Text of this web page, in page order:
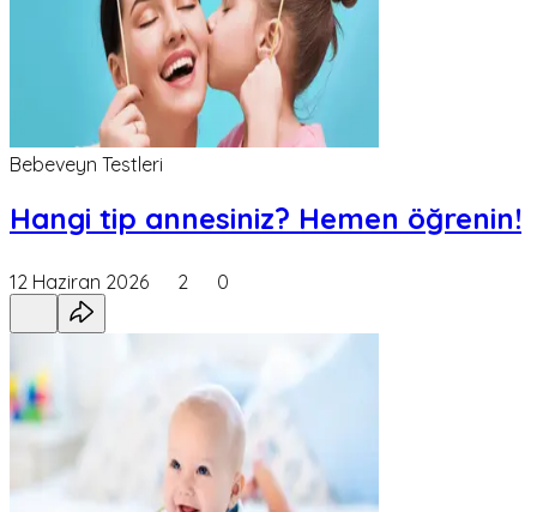
Bebeveyn Testleri
Hangi tip annesiniz? Hemen öğrenin!
12 Haziran 2026 2 0